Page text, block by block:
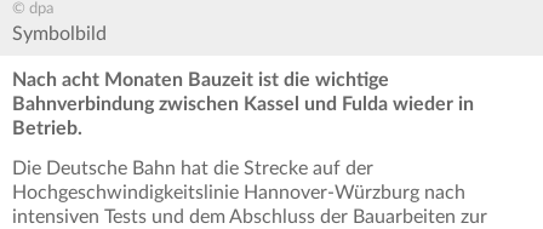
© dpa
Symbolbild
Nach acht Monaten Bauzeit ist die wichtige
Bahnverbindung zwischen Kassel und Fulda wieder in
Betrieb.
Die Deutsche Bahn hat die Strecke auf der
Hochgeschwindigkeitslinie Hannover-Würzburg nach
intensiven Tests und dem Abschluss der Bauarbeiten zur